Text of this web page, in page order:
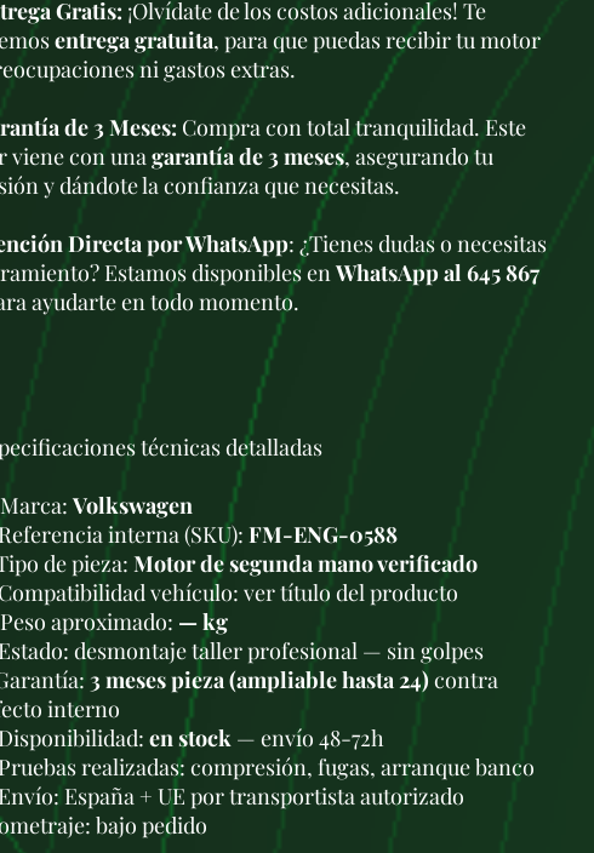
Gratis: ¡Olvídate de los costos adicionales! Te
entrega gratuita, para que puedas recibir tu motor
ni gastos extras.
de 3 Meses: Compra con total tranquilidad. Este
viene con unagarantía de 3 meses, asegurando tu
y dándote la confianza que necesitas.
Directa por WhatsApp: ¿Tienes dudas o necesitas
Estamos disponibles enWhatsApp al 645 867
ayudarte en todo momento.
técnicas detalladas
Volkswagen
interna (SKU): FM-ENG-0588
de pieza: Motor de segunda mano verificado
vehículo: ver título del producto
aproximado: — kg
desmontaje taller profesional — sin golpes
3 meses pieza (ampliable hasta 24) contra
interno
en stock — envío 48-72h
realizadas: compresión, fugas, arranque banco
España + UE por transportista autorizado
bajo pedido